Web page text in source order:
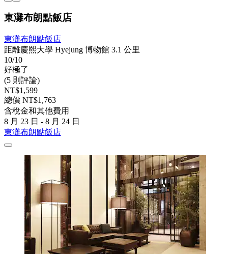
東灘布朗點飯店
東灘布朗點飯店
距離慶熙大學 Hyejung 博物館 3.1 公里
10/10
好極了
(5 則評論)
NT$1,599
總價 NT$1,763
含稅金和其他費用
8 月 23 日 - 8 月 24 日
東灘布朗點飯店